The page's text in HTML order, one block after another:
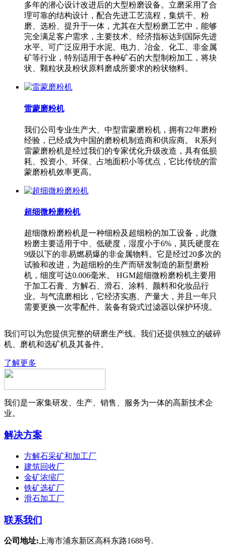
多年的潜心设计改进后的大型粉磨设备。立磨采用了合
理可靠的结构设计，配合先进工艺流程，集烘干、粉
磨、选粉、提升于一体，尤其在大型粉磨工艺中，能够
完全满足客户需求，主要技术、经济指标达到国际先进
水平。可广泛应用于水泥、电力、冶金、化工、非金属
矿等行业，特别适用于各种矿石的大型制粉加工，将块
状、颗粒状及粉状原料磨成所要求的粉状物料。
雷蒙磨粉机
我们公司专业生产大、中型雷蒙磨粉机，拥有22年磨粉
经验，已经成为中国的磨粉机制造商和供应商。 R系列
雷蒙磨粉机是经过我们的专家优化升级改造，具有低损
耗、投资小、环保、占地面积小等优点，它比传统的雷
蒙磨粉机效率更高。
超细微粉磨粉机
超细微粉磨粉机是一种细粉及超细粉的加工设备，此微
粉磨主要适用于中、低硬度，湿度小于6%，莫氏硬度在
9级以下的非易燃易爆的非金属物料。它是经过20多次的
试验和改进，为超细粉的生产而研发制造的新型磨粉
机，细度可达0.006毫米。 HGM超细微粉磨粉机主要用
于加工石膏、方解石、滑石、涂料、颜料和化妆品行
业。与气流磨相比，它经济实惠、产量大，并且一年只
需要更换一次零配件。装备有袋式过滤器以保护环境。
我们可以为您提供完整的研磨生产线。我们还提供独立的破碎
机、磨机和选矿机及其备件。
了解更多
我们是一家集研发、生产、销售、服务为一体的高新技术企
业。
解决方案
方解石采矿和加工厂
建筑回收厂
金矿浓缩厂
铁矿选矿厂
滑石加工厂
联系我们
公司地址: 上海市浦东新区高科东路1688号.